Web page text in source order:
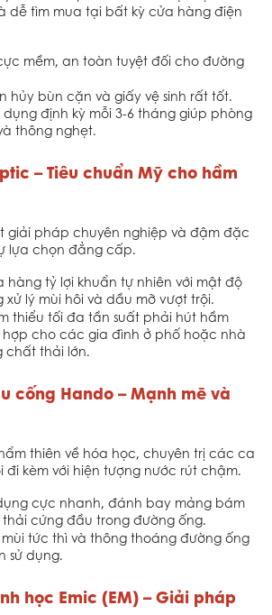
dễ tìm mua tại bất kỳ cửa hàng điện
mềm, an toàn tuyệt đối cho đường
hủy bùn cặn và giấy vệ sinh rất tốt.
dụng định kỳ mỗi 3-6 tháng giúp phòng
thông nghẹt.
– Tiêu chuẩn Mỹ cho hầm
giải pháp chuyên nghiệp và đậm đặc
lựa chọn đẳng cấp.
hàng tỷ lợi khuẩn tự nhiên với mật độ
lý mùi hôi và dầu mỡ vượt trội.
thiểu tối đa tần suất phải hút hầm
cho các gia đình ở phố hoặc nhà
chất thải lớn.
cống Hando – Mạnh mẽ và
thiên về hóa học, chuyên trị các ca
đi kèm với hiện tượng nước rút chậm.
cực nhanh, đánh bay mảng bám
cứng đầu trong đường ống.
mùi tức thì và thông thoáng đường ống
sử dụng.
học Emic (EM) – Giải pháp